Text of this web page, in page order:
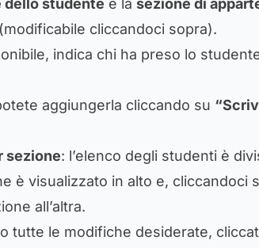
dello studente e la sezione di
cliccandoci sopra).
indica chi ha preso lo
aggiungerla cliccando su
sezione: l’elenco degli studenti è
è visualizzato in alto e, cliccandoci
all’altra.
tutte le modifiche desiderate,